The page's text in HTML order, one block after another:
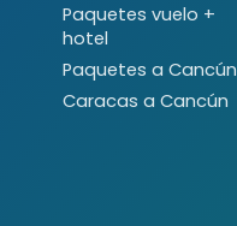
Paquetes vuelo +
hotel
Paquetes a Cancún
Caracas a Cancún